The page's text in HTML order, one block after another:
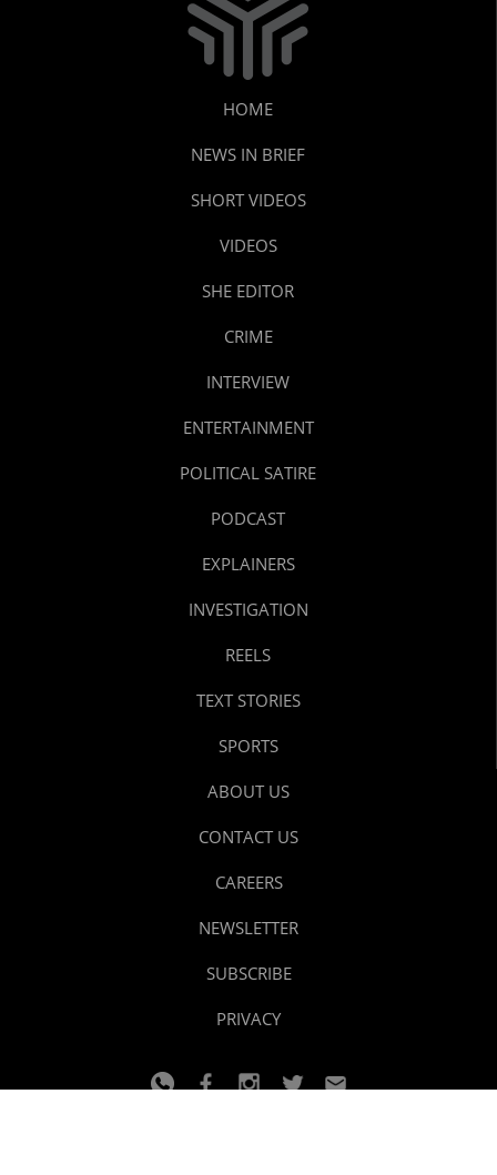
HOME
NEWS IN BRIEF
SHORT VIDEOS
VIDEOS
SHE EDITOR
CRIME
INTERVIEW
ENTERTAINMENT
POLITICAL SATIRE
PODCAST
EXPLAINERS
INVESTIGATION
REELS
TEXT STORIES
SPORTS
ABOUT US
CONTACT US
CAREERS
NEWSLETTER
SUBSCRIBE
PRIVACY